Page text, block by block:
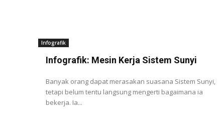
Infografik
Infografik: Mesin Kerja Sistem Sunyi
Banyak orang dapat merasakan suasana Sistem Sunyi,
tetapi belum tentu langsung mengerti bagaimana ia
bekerja. Ia...